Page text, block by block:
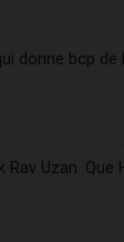
donne bcp de
Rav Uzan .Que